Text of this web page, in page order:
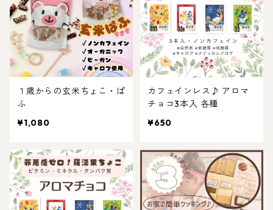
１歳からの玄米ちょこ・ぱ
ふ
¥1,080
カフェインレス♪ アロマ
チョコ3本入 各種
¥650